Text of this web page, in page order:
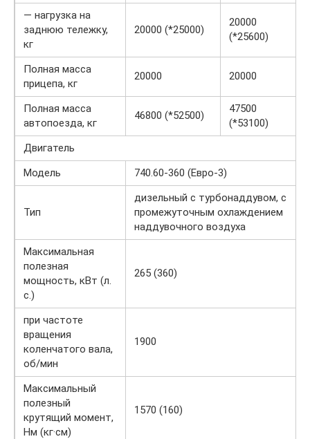
— нагрузка на
заднюю тележку,
кг
20000 (*25000)
20000
(*25600)
Полная масса
прицепа, кг
20000 20000
Полная масса
автопоезда, кг
46800 (*52500)
47500
(*53100)
Двигатель
Модель
740.60-360 (Евро-3)
Тип
дизельный с турбонаддувом, с
промежуточным охлаждением
наддувочного воздуха
Максимальная
полезная
мощность, кВт (л.
с.)
265 (360)
при частоте
вращения
коленчатого вала,
об/мин
1900
Максимальный
полезный
крутящий момент,
Нм (кг·см)
1570 (160)